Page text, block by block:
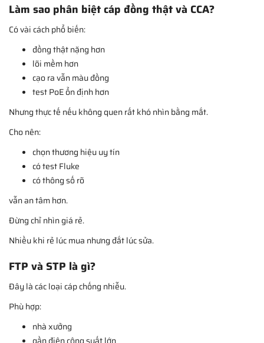
Làm sao phân biệt cáp đồng thật và CCA?
Có vài cách phổ biến:
đồng thật nặng hơn
lõi mềm hơn
cạo ra vẫn màu đồng
test PoE ổn định hơn
Nhưng thực tế nếu không quen rất khó nhìn bằng mắt.
Cho nên:
chọn thương hiệu uy tín
có test Fluke
có thông số rõ
vẫn an tâm hơn.
Đừng chỉ nhìn giá rẻ.
Nhiều khi rẻ lúc mua nhưng đắt lúc sửa.
FTP và STP là gì?
Đây là các loại cáp chống nhiễu.
Phù hợp:
nhà xưởng